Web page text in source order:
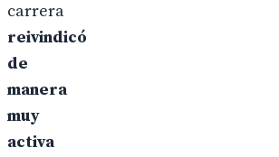
carrera
reivindicó
de
manera
muy
activa